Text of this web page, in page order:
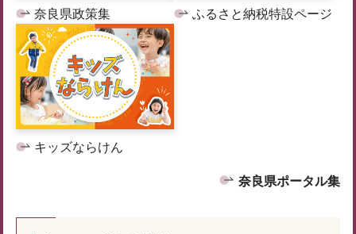
奈良県政策集 ふるさと納税特設ページ
キッズならけん
奈良県ポータル集